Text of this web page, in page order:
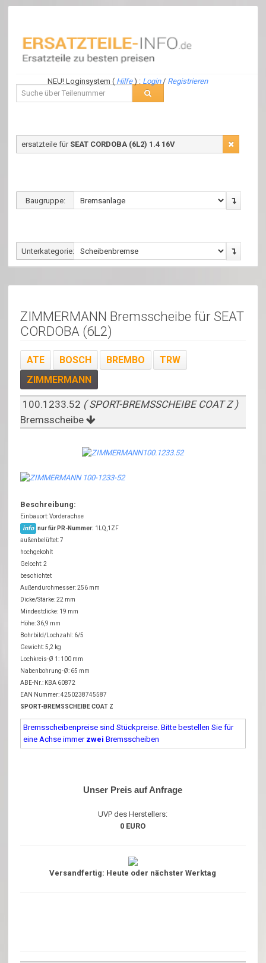
NEU! Loginsystem ( Hilfe) : Login / Registrieren
ersatzteile für SEAT CORDOBA (6L2) 1.4 16V
Baugruppe:
Unterkategorie:
ZIMMERMANN Bremsscheibe für SEAT
CORDOBA (6L2)
ATE BOSCH BREMBO
TRW
ZIMMERMANN
100.1233.52 ( SPORT-BREMSSCHEIBE COAT Z )
Bremsscheibe
Beschreibung:
Einbauort: Vorderachse
info nur für PR-Nummer: 1LQ,1ZF
außenbelüftet: 7
hochgekohlt
Gelocht: 2
beschichtet
Außendurchmesser: 256 mm
Dicke/Stärke: 22 mm
Mindestdicke: 19 mm
Höhe: 36,9 mm
Bohrbild/Lochzahl: 6/5
Gewicht: 5,2 kg
Lochkreis-Ø 1: 100 mm
Nabenbohrung-Ø: 65 mm
ABE-Nr.: KBA 60872
EAN Nummer: 4250238745587
SPORT-BREMSSCHEIBE COAT Z
Bremsscheibenpreise sind Stückpreise. Bitte bestellen Sie für
eine Achse immer zwei Bremsscheiben
Unser Preis auf Anfrage
UVP des Herstellers:
0 EURO
Versandfertig: Heute oder nächster Werktag